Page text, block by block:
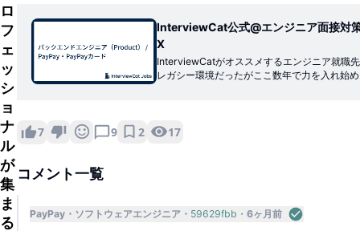
ロ
フ
ェ
ッ
シ
ョ
ナ
ル
が
集
ま
る
InterviewCat公式@エンジニア面接
X
InterviewCatがオススメするエンジニア就職
レガシー環境だったがここ数年で力を入れ始め、 ・報酬もPayPayと同
7 9 2 17
コメント一覧
PayPay ソフトウェアエンジニア 59629fbb 6ヶ月前